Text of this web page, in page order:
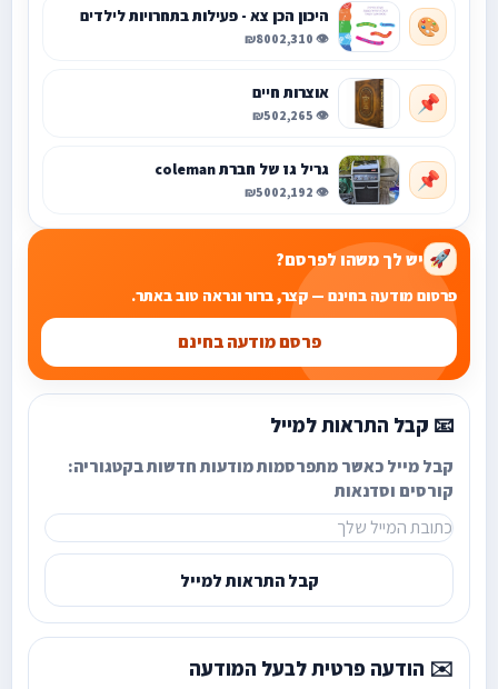
🎨 היכון הכן צא - פעילות בתחרויות לילדים
👁️ 2,310
₪800
📌 אוצרות חיים
👁️ 2,265
₪50
📌 גריל גז של חברת coleman
👁️ 2,192
₪500
🚀 יש לך משהו לפרסם?
פרסום מודעה בחינם — קצר, ברור ונראה טוב באתר.
פרסם מודעה בחינם
📧 קבל התראות למייל
קבל מייל כאשר מתפרסמות מודעות חדשות בקטגוריה:
קורסים וסדנאות
קבל התראות למייל
✉️ הודעה פרטית לבעל המודעה